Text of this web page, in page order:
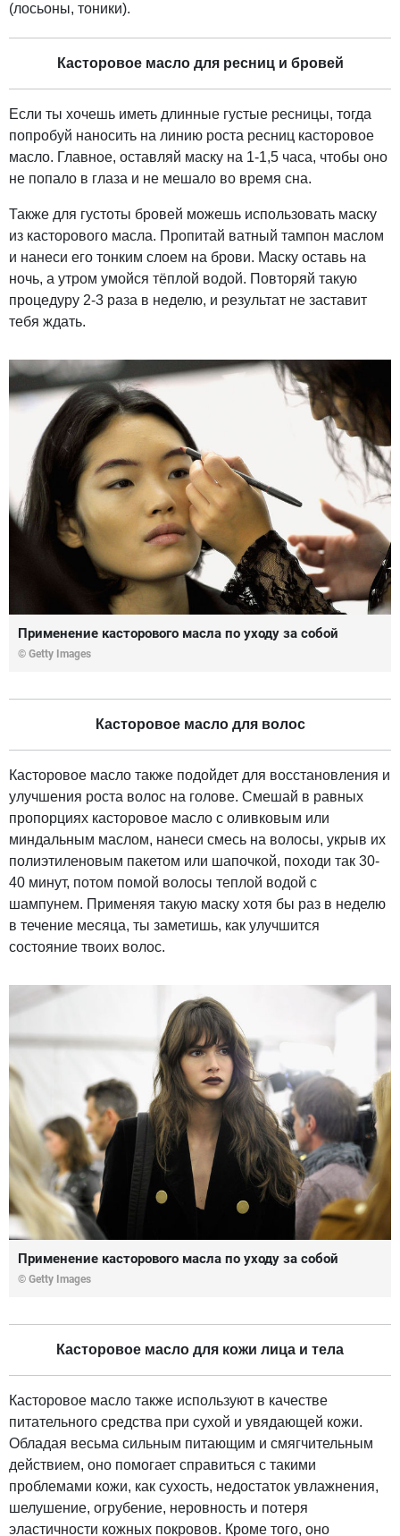
(лосьоны, тоники).
Касторовое масло для ресниц и бровей
Если ты хочешь иметь длинные густые ресницы, тогда
попробуй наносить на линию роста ресниц касторовое
масло. Главное, оставляй маску на 1-1,5 часа, чтобы оно
не попало в глаза и не мешало во время сна.
Также для густоты бровей можешь использовать маску
из касторового масла. Пропитай ватный тампон маслом
и нанеси его тонким слоем на брови. Маску оставь на
ночь, а утром умойся тёплой водой. Повторяй такую
процедуру 2-3 раза в неделю, и результат не заставит
тебя ждать.
Применение касторового масла по уходу за собой
© Getty Images
Касторовое масло для волос
Касторовое масло также подойдет для восстановления и
улучшения роста волос на голове. Смешай в равных
пропорциях касторовое масло с оливковым или
миндальным маслом, нанеси смесь на волосы, укрыв их
полиэтиленовым пакетом или шапочкой, походи так 30-
40 минут, потом помой волосы теплой водой с
шампунем. Применяя такую маску хотя бы раз в неделю
в течение месяца, ты заметишь, как улучшится
состояние твоих волос.
Применение касторового масла по уходу за собой
© Getty Images
Касторовое масло для кожи лица и тела
Касторовое масло также используют в качестве
питательного средства при сухой и увядающей кожи.
Обладая весьма сильным питающим и смягчительным
действием, оно помогает справиться с такими
проблемами кожи, как сухость, недостаток увлажнения,
шелушение, огрубение, неровность и потеря
эластичности кожных покровов. Кроме того, оно